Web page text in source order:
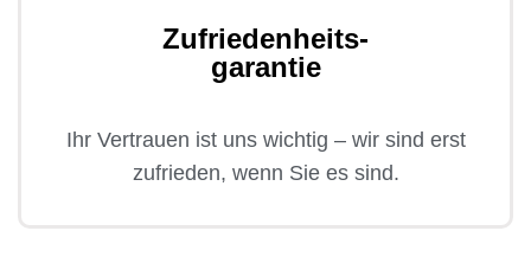
Zufriedenheits-
garantie
Ihr Vertrauen ist uns wichtig – wir sind erst
zufrieden, wenn Sie es sind.